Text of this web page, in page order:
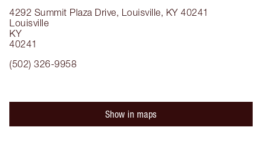
4292 Summit Plaza Drive, Louisville, KY 40241
Louisville
KY
40241
(502) 326-9958
Show in maps